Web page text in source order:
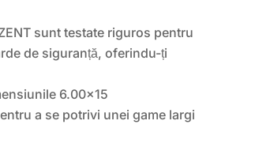
sunt testate riguros pentru
de siguranță, oferindu-ți
6.00×15
a se potrivi unei game largi